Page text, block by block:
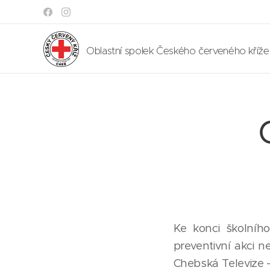
Oblastní spolek Českého červeného
Ke konci
preventivní akci
Chebská Televize